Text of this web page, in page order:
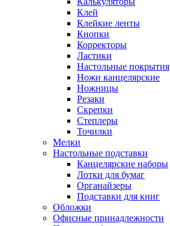
Клей
Клейкие ленты
Кнопки
Корректоры
Ластики
Настольные покрытия
Ножи канцелярские
Ножницы
Резаки
Скрепки
Степлеры
Точилки
Мелки
Настольные подставки
Канцелярские наборы
Лотки для бумаг
Органайзеры
Подставки для книг
Обложки
Офисные принадлежности